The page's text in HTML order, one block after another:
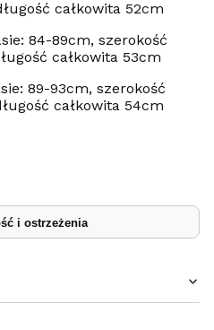
całkowita 52cm
84-89cm, szerokość
całkowita 53cm
89-93cm, szerokość
całkowita 54cm
i ostrzeżenia